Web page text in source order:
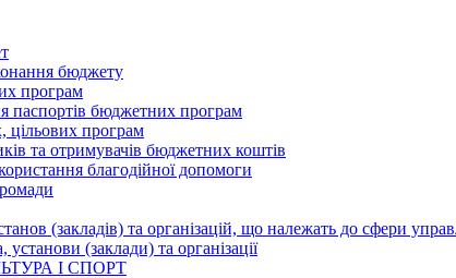
бюджету
програм
паспортів бюджетних програм
цільових програм
та отримувачів бюджетних коштів
благодійної допомоги
(закладів) та організацій, що належать до сфери
(заклади) та організації
І СПОРТ